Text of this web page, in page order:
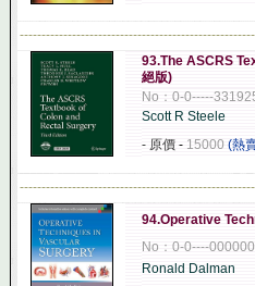
93.The ASCRS
絕版)
No：0-0-----
Scott R Steele
- 原價 - 15000 (熱
94.Operative
No：0-0----
Ronald Dalman